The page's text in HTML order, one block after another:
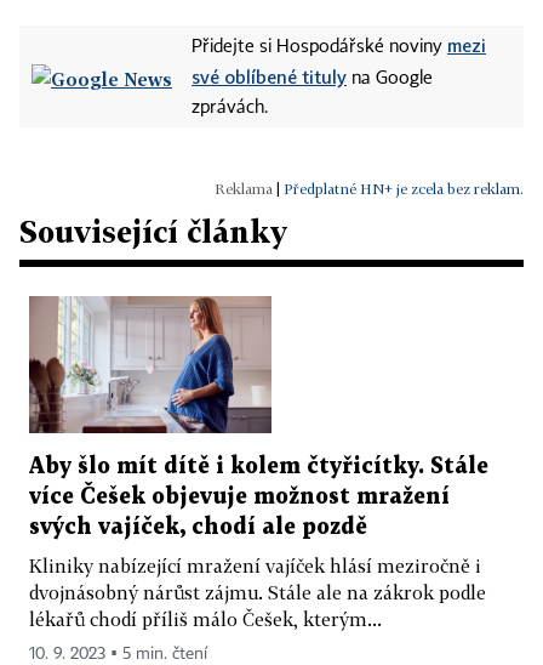
Přidejte si Hospodářské noviny mezi
své oblíbené tituly na Google
zprávách.
Předplatné HN+ je zcela bez reklam.
Související články
Aby šlo mít dítě i kolem čtyřicítky. Stále
více Češek objevuje možnost mražení
svých vajíček, chodí ale pozdě
Kliniky nabízející mražení vajíček hlásí meziročně i
dvojnásobný nárůst zájmu. Stále ale na zákrok podle
lékařů chodí příliš málo Češek, kterým...
10. 9. 2023 ▪ 5 min. čtení